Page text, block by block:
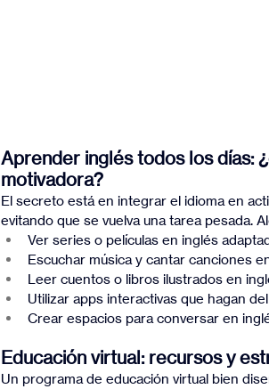
Aprender inglés todos los días:
motivadora?
El secreto está en integrar el idioma en
evitando que se vuelva una tarea pesada.
Ver series o películas en inglés
Escuchar música y cantar canciones
Leer cuentos o libros ilustrados en
Utilizar apps interactivas que hagan
Crear espacios para conversar en
Educación virtual: recursos y
Un programa de educación virtual bien